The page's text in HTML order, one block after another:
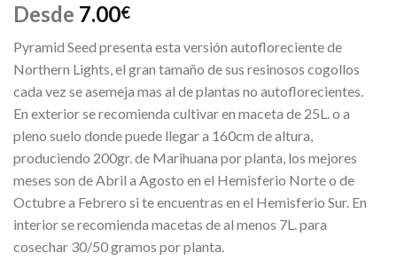
Desde 7.00€
Pyramid Seed presenta esta versión autofloreciente de
Northern Lights, el gran tamaño de sus resinosos cogollos
cada vez se asemeja mas al de plantas no autoflorecientes.
En exterior se recomienda cultivar en maceta de 25L. o a
pleno suelo donde puede llegar a 160cm de altura,
produciendo 200gr. de Marihuana por planta, los mejores
meses son de Abril a Agosto en el Hemisferio Norte o de
Octubre a Febrero si te encuentras en el Hemisferio Sur. En
interior se recomienda macetas de al menos 7L. para
cosechar 30/50 gramos por planta.